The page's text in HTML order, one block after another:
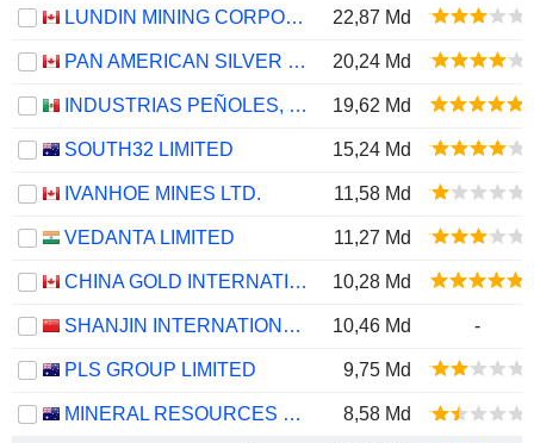
LUNDIN MINING CORPORATION
22,87 Md
PAN AMERICAN SILVER CORP. 20,24 Md
INDUSTRIAS PEÑOLES, S.A.B. DE C.V. 19,62 Md
SOUTH32 LIMITED 15,24 Md
IVANHOE MINES LTD. 11,58 Md
VEDANTA LIMITED 11,27 Md
CHINA GOLD INTERNATIONAL RESOURCES CORP. LTD. 10,28 Md
SHANJIN INTERNATIONAL GOLD CO., LTD. 10,46 Md -
PLS GROUP LIMITED 9,75 Md
MINERAL RESOURCES LIMITED 8,58 Md